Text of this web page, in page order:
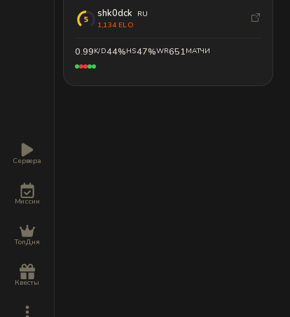
Сервера
Миссии
ТопДня
Квесты
shk0dck
RU
1,134 ELO
0.99K/D44%HS47%WR651МАТЧИ